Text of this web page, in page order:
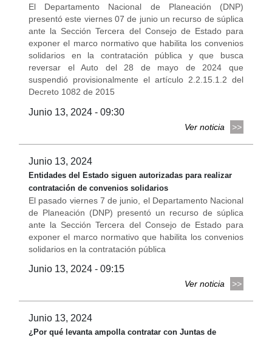
El Departamento Nacional de Planeación (DNP)
presentó este viernes 07 de junio un recurso de súplica
ante la Sección Tercera del Consejo de Estado para
exponer el marco normativo que habilita los convenios
solidarios en la contratación pública y que busca
reversar el Auto del 28 de mayo de 2024 que
suspendió provisionalmente el artículo 2.2.15.1.2 del
Decreto 1082 de 2015
Junio 13, 2024 - 09:30
Ver noticia
Junio 13, 2024
Entidades del Estado siguen autorizadas para realizar
contratación de convenios solidarios
El pasado viernes 7 de junio, el Departamento Nacional
de Planeación (DNP) presentó un recurso de súplica
ante la Sección Tercera del Consejo de Estado para
exponer el marco normativo que habilita los convenios
solidarios en la contratación pública
Junio 13, 2024 - 09:15
Ver noticia
Junio 13, 2024
¿Por qué levanta ampolla contratar con Juntas de